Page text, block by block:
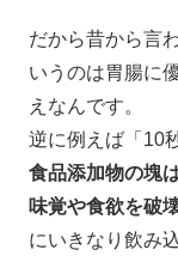
だから昔から言
いうのは胃腸に
えなんです。
逆に例えば「10
食品添加物の塊
味覚や食欲を破
にいきなり飲み